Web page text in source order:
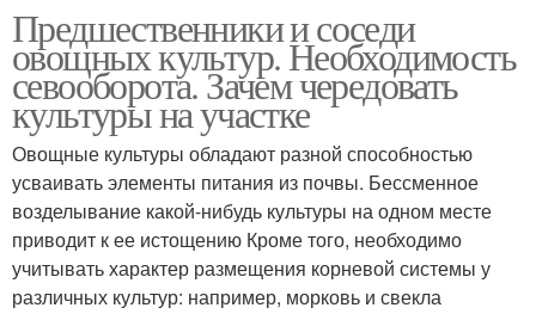
Предшественники и соседи
овощных культур. Необходимость
севооборота. Зачем чередовать
культуры на участке
Овощные культуры обладают разной способностью
усваивать элементы питания из почвы. Бессменное
возделывание какой-нибудь культуры на одном месте
приводит к ее истощению Кроме того, необходимо
учитывать характер размещения корневой системы у
различных культур: например, морковь и свекла